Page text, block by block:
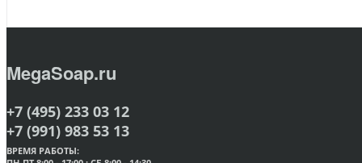
MegaSoap.ru
+7 (495) 233 03 12
+7 (991) 983 53 13
ВРЕМЯ РАБОТЫ: